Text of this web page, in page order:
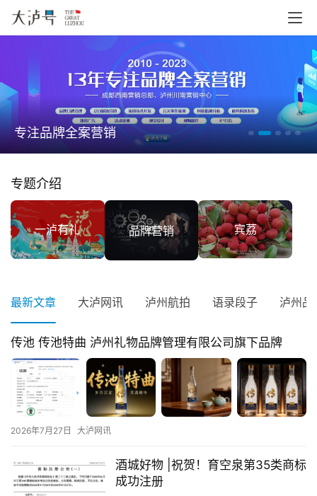
专注品牌全案营销
专题介绍
一泸有礼 品牌营销 宾荔
最新文章 大泸网讯 泸州航拍 语录段子 泸州品
传池 传池特曲 泸州礼物品牌管理有限公司旗下品牌
2026年7月27日 大泸网讯
酒城好物 |祝贺！育空泉第35类商标
成功注册